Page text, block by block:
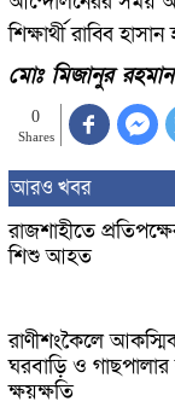
শিক্ষার্থী রাব্বি
মোঃ মিজানুর
0
Shares
আরও খবর
রাজশাহীতে
শিশু আহত
রাণীশংকৈলে
ঘরবাড়ি ও
ক্ষয়ক্ষতি